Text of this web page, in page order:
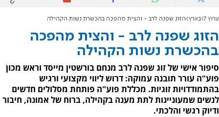
ערוץ 7 בארץ הזוג שפנה לרב - והצית מהפכה בהכשרת נשות הקהילה
הזוג שפנה לרב - והצית מהפכה
בהכשרת נשות הקהילה
סיפור אישי של זוג שפנה לרב מנחם בורשטין מייסד וראש מכון
פוע"ה עורר תובנה עמוקה: דרוש ליווי מקצועי ורגיש
בהתמודדויות זוגיות. מכללת פוע"ה פותחת מסלולים חדשים
לנשים שמעוניינות לתת מענה בקהילה, ברוח של אמונה, חיבור
ודיוק רגשי והלכתי.